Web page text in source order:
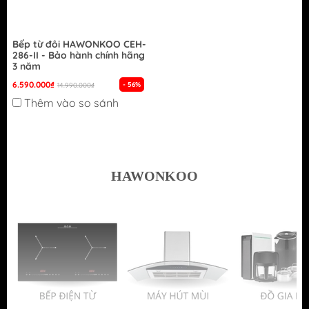
Bếp từ đôi HAWONKOO CEH-
286-II - Bảo hành chính hãng
3 năm
6.590.000₫ 14.990.000₫ - 56%
Thêm vào so sánh
HAWONKOO